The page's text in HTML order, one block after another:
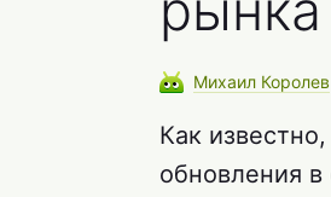
Михаил Королев
Как
обновления